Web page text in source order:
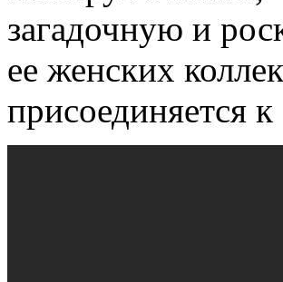
загадочную и
ее женских
присоединяется